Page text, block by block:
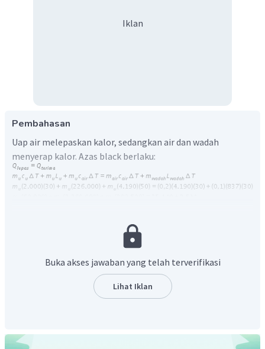
Iklan
Pembahasan
Uap air melepaskan kalor, sedangkan air dan wadah
menyerap kalor. Azas black berlaku:
Buka akses jawaban yang telah terverifikasi
Lihat Iklan